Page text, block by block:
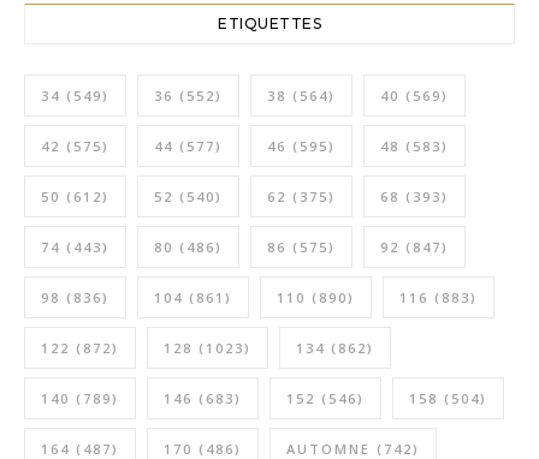
ETIQUETTES
34 (549) 36 (552) 38 (564) 40 (569)
42 (575) 44 (577) 46 (595) 48 (583)
50 (612) 52 (540) 62 (375) 68 (393)
74 (443) 80 (486) 86 (575) 92 (847)
98 (836) 104 (861) 110 (890) 116 (883)
122 (872) 128 (1023) 134 (862)
140 (789) 146 (683) 152 (546) 158 (504)
164 (487) 170 (486) AUTOMNE (742)